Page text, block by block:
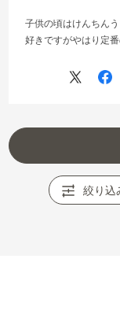
子供の頃はけんちん
好きですがやはり定
絞り込